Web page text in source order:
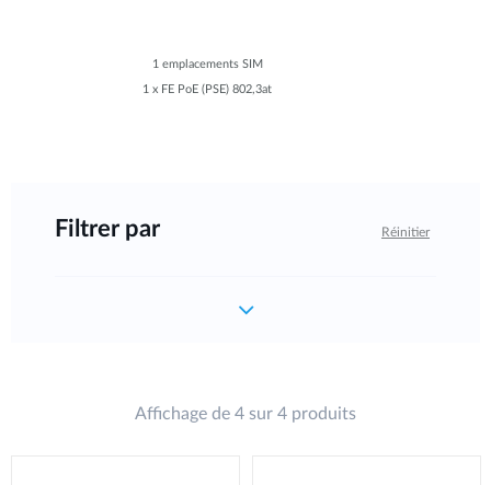
1 emplacements SIM
1 x FE PoE (PSE) 802,3at
Filtrer par Réinitier
Affichage de 4 sur 4 produits